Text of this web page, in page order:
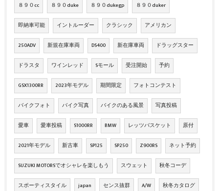
８９０cc ８９０duke ８９０dukegp ８９０duker
即納車可能 イントルーダー クラシック アメリカン
250ADV 新規在庫車両 DS400 新在庫車両 ドラッグスター
ドラスタ ワインレッド Sモール 受注開始 予約
GSX1300RR 2023年モデル 期間限定 フォトコンテスト
バイクフォト バイク写真 バイクのある風景 写真投稿
愛車 愛車投稿 S1000RR BMW レッツバスケット 原付
2021年モデル 新古車 SP125 SP250 Z900RS ネット予約
SUZUKI MOTORSでオシャレを楽しもう スウェット 秋冬コーデ
スポーティスタイル japan センス抜群 A/W 秋冬カタログ